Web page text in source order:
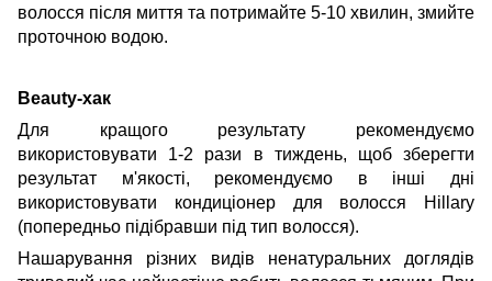
волосся після миття та потримайте 5-10 хвилин, змийте
проточною водою.
Beauty-хак
Для кращого результату рекомендуємо
використовувати 1-2 рази в тиждень, щоб зберегти
результат м'якості, рекомендуємо в інші дні
використовувати кондиціонер для волосся Hillary
(попередньо підібравши під тип волосся).
Нашарування різних видів ненатуральних доглядів